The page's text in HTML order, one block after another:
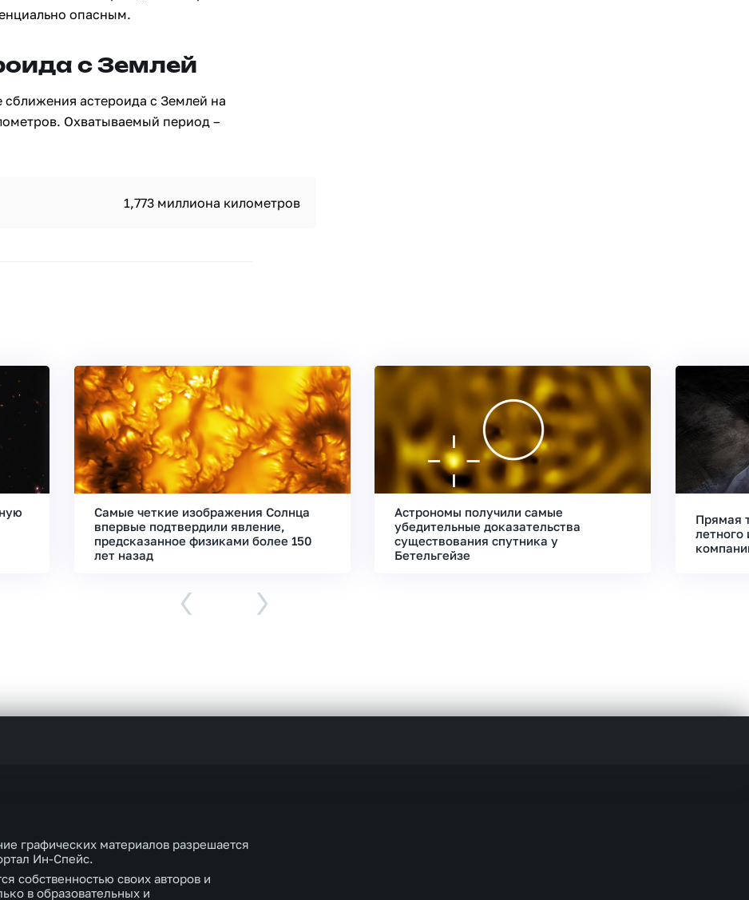
опасным.
с Землей
астероида с Землей на
Охватываемый период –
1,773 миллиона километров
Самые четкие изображения Солнца
впервые подтвердили явление,
предсказанное физиками более 150
лет назад
Астрономы получили самые
убедительные доказательства
существования спутника у
Бетельгейзе
Прямая
летного
‹ ›
графических материалов разрешается
Ин-Спейс.
собственностью своих авторов и
в образовательных и